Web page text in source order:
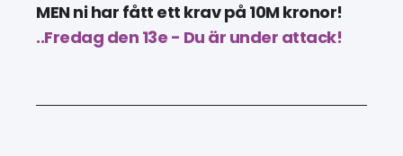
MEN ni har fått ett krav på 10M kronor!
..Fredag den 13e - Du är under attack!